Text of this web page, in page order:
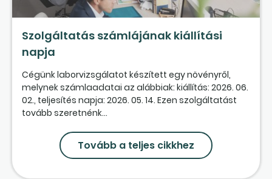
Szolgáltatás számlájának kiállítási
napja
Cégünk laborvizsgálatot készített egy növényről,
melynek számlaadatai az alábbiak: kiállítás: 2026. 06.
02., teljesítés napja: 2026. 05. 14. Ezen szolgáltatást
tovább szeretnénk...
Tovább a teljes cikkhez